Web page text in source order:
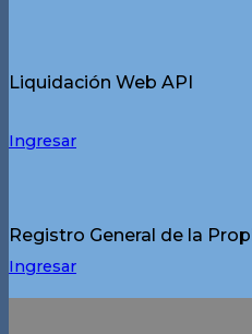
Liquidación Web API
Ingresar
Registro General de la
Ingresar